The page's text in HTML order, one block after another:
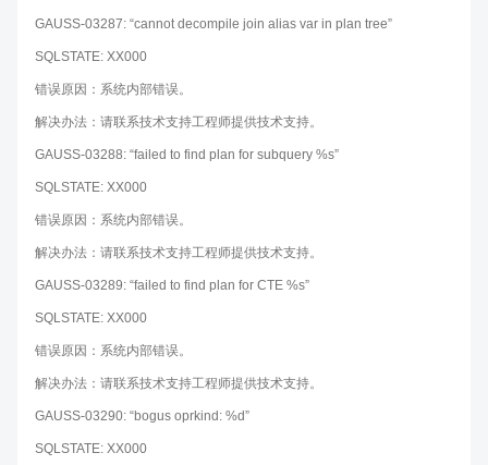
GAUSS-03287: “cannot decompile join alias var in plan tree”
SQLSTATE: XX000
错误原因：系统内部错误。
解决办法：请联系技术支持工程师提供技术支持。
GAUSS-03288: “failed to find plan for subquery %s”
SQLSTATE: XX000
错误原因：系统内部错误。
解决办法：请联系技术支持工程师提供技术支持。
GAUSS-03289: “failed to find plan for CTE %s”
SQLSTATE: XX000
错误原因：系统内部错误。
解决办法：请联系技术支持工程师提供技术支持。
GAUSS-03290: “bogus oprkind: %d”
SQLSTATE: XX000